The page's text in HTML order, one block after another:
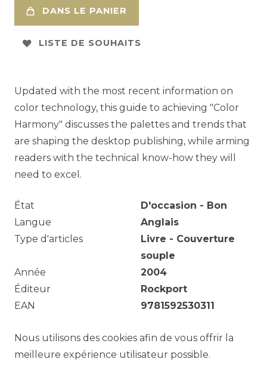
DANS LE PANIER
LISTE DE SOUHAITS
Updated with the most recent information on
color technology, this guide to achieving "Color
Harmony" discusses the palettes and trends that
are shaping the desktop publishing, while arming
readers with the technical know-how they will
need to excel.
État
D'occasion - Bon
Langue
Anglais
Type d'articles
Livre - Couverture
souple
Année
2004
Éditeur
Rockport
EAN
9781592530311
Online-Ressource Color--Psychological aspects.
Nous utilisons des cookies afin de vous offrir la
meilleure expérience utilisateur possible.